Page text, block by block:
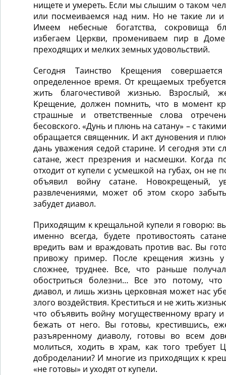
нищете и умереть. Если мы слышим о таком
или посмеиваемся над ним. Но не такие ли и
Имеем небесные богатства, сокровища
избегаем Церкви, промениваем пир в
преходящих и мелких земных удовольствий.
Сегодня Таинство Крещения
определенное время. От крещаемых
жить благочестивой жизнью. Взрослый,
Крещение, должен помнить, что в момент
страшные и ответственные слова
бесовского. «Дунь и плюнь на сатану» – с
обращается священник. И акт дуновения и
дань уважения седой старине. И сегодня эти
сатане, жест презрения и насмешки. Когда
отходит от купели с усмешкой на губах, он не
объявил войну сатане. Новокрещеный,
развлечениями, может об этом скоро
забудет диавол.
Приходящим к крещальной купели я говорю:
именно всегда, будете противостоять
вредить вам и враждовать против вас. Вы
привожу пример. После крещения жизнь у
сложнее, труднее. Все, что раньше
обостриться болезни… Все это потому,
диавол, и лишь жизнь церковная может нас
злого воздействия. Креститься и не жить
что объявить войну могущественному врагу
бежать от него. Вы готовы, крестившись,
разъяренному диаволу, готовы во всем
молиться, ходить в храм, как того требует
доброделании? И многие из приходящих к
«не готовы» и уходят от купели.